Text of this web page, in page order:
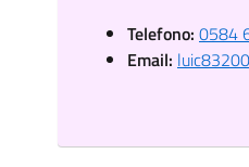
Telefono: 0584
Email: